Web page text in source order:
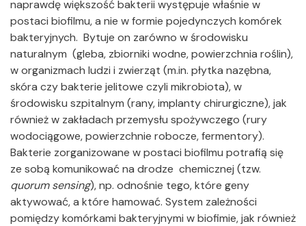
naprawdę większość bakterii występuje właśnie w
postaci biofilmu, a nie w formie pojedynczych komórek
bakteryjnych. Bytuje on zarówno w środowisku
naturalnym (gleba, zbiorniki wodne, powierzchnia roślin),
w organizmach ludzi i zwierząt (m.in. płytka nazębna,
skóra czy bakterie jelitowe czyli mikrobiota), w
środowisku szpitalnym (rany, implanty chirurgiczne), jak
również w zakładach przemysłu spożywczego (rury
wodociągowe, powierzchnie robocze, fermentory).
Bakterie zorganizowane w postaci biofilmu potrafią się
ze sobą komunikować na drodze chemicznej (tzw.
quorum sensing), np. odnośnie tego, które geny
aktywować, a które hamować. System zależności
pomiędzy komórkami bakteryjnymi w biofimie, jak również